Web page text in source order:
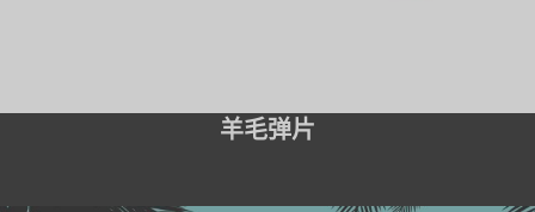
羊毛弹片